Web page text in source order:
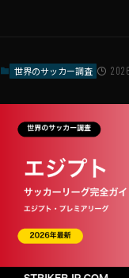
世界のサッカー調査